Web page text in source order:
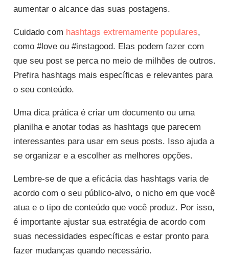
aumentar o alcance das suas postagens.
Cuidado com hashtags extremamente populares,
como #love ou #instagood. Elas podem fazer com
que seu post se perca no meio de milhões de outros.
Prefira hashtags mais específicas e relevantes para
o seu conteúdo.
Uma dica prática é criar um documento ou uma
planilha e anotar todas as hashtags que parecem
interessantes para usar em seus posts. Isso ajuda a
se organizar e a escolher as melhores opções.
Lembre-se de que a eficácia das hashtags varia de
acordo com o seu público-alvo, o nicho em que você
atua e o tipo de conteúdo que você produz. Por isso,
é importante ajustar sua estratégia de acordo com
suas necessidades específicas e estar pronto para
fazer mudanças quando necessário.